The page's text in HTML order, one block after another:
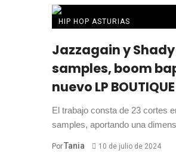
HIP HOP ASTURIAS
Jazzagain y
samples, boom
nuevo LP BOUTIQUE
El trabajo consta de 23 cortes
samples, aportando una
PorTania 10 de julio de 2024